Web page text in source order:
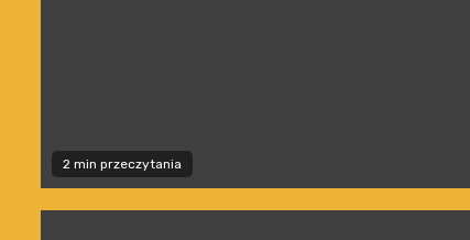
2 min przeczytania